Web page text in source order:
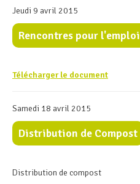
Jeudi 9 avril 2015
Rencontres pour l'emploi
Télécharger le document
Samedi 18 avril 2015
Distribution de Compost
Distribution de compost